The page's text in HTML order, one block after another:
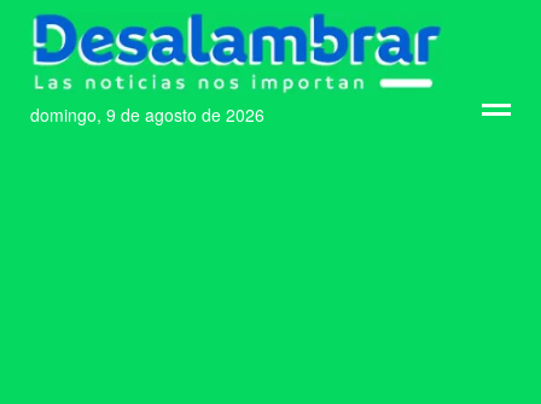
domingo, 9 de agosto de 2026